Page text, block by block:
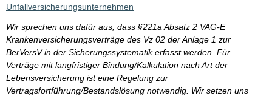
Unfallversicherungsunternehmen
Wir sprechen uns dafür aus, dass §221a Absatz 2 VAG-E
Krankenversicherungsverträge des Vz 02 der Anlage 1 zur
BerVersV in der Sicherungssystematik erfasst werden. Für
Verträge mit langfristiger Bindung/Kalkulation nach Art der
Lebensversicherung ist eine Regelung zur
Vertragsfortführung/Bestandslösung notwendig. Wir setzen uns